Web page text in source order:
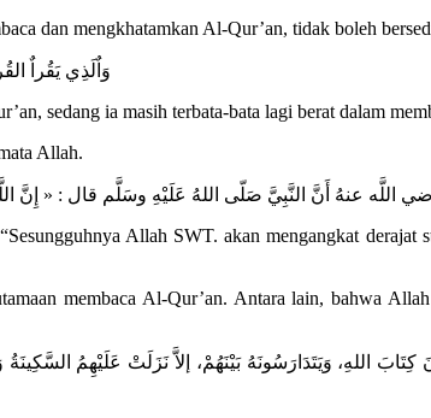
dan mengkhatamkan Al-Qur’an, tidak boleh
« وَاٌلَذِي يَقُراٌ
sedang ia masih terbata-bata lagi berat dalam
Allah.
عنهُ أَنَّ النَّبِيَّ صَلّى اللهُ عَلَيْهِ وسَلَّم قال : « إِنَّ
Allah SWT. akan mengangkat
membaca Al-Qur’an. Antara lain, bahwa
وَيَتَدَارَسُونَهُ بَيْنَهُمْ، إلاَّ نَزَلَتْ عَلَيْهِمُ السَّكِينَةُ